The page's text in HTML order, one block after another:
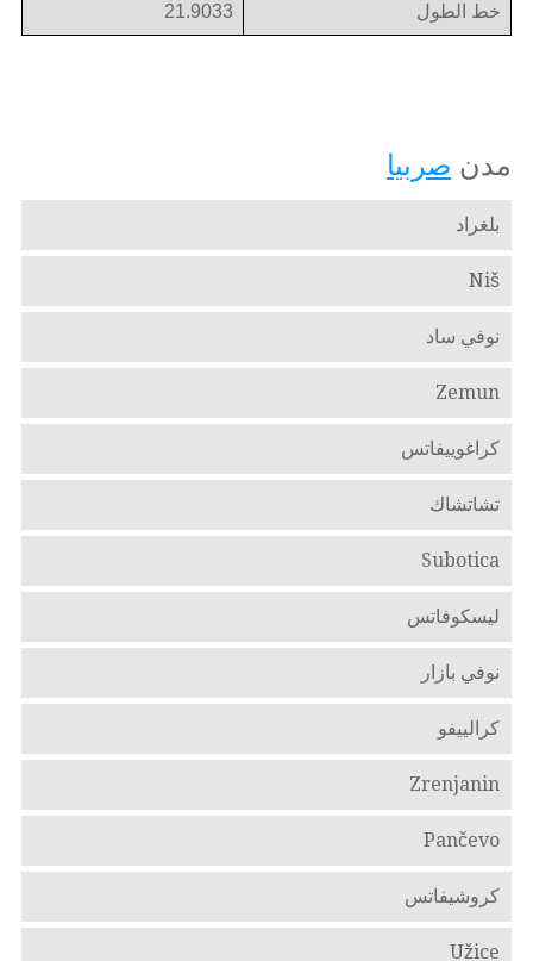
خط الطول 21.9033
مدن صربيا
بلغراد
Niš
نوفي ساد
Zemun
كراغوييفاتس
تشاتشاك
Subotica
ليسكوفاتس
نوفي بازار
كرالييفو
Zrenjanin
Pančevo
كروشيفاتس
Užice